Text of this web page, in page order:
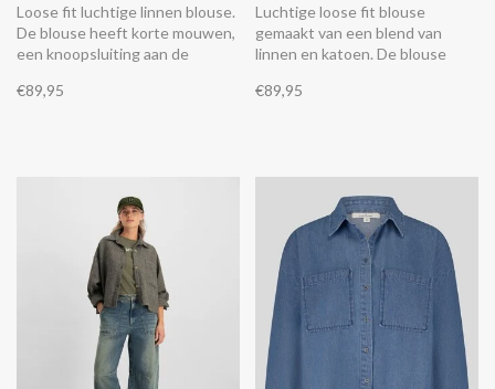
Loose fit luchtige linnen blouse.
De blouse heeft korte mouwen,
een knoopsluiting aan de
elastische band aan de
€89,95
Luchtige loose fit blouse
gemaakt van een blend van
linnen en katoen. De blouse
knoopsluiting, een borstzak en
€89,95